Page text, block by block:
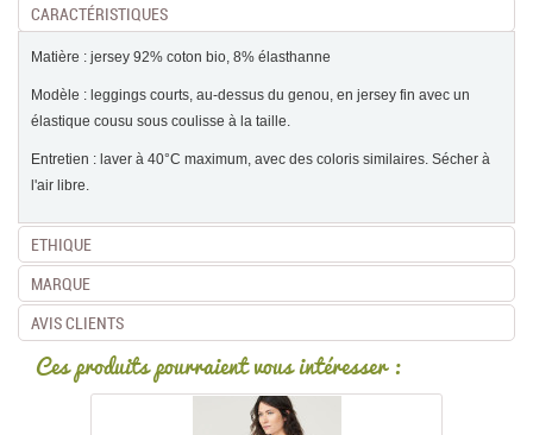
CARACTÉRISTIQUES
Matière : jersey 92% coton bio, 8% élasthanne
Modèle : leggings courts, au-dessus du genou, en jersey fin avec un
élastique cousu sous coulisse à la taille.
Entretien : laver à 40°C maximum, avec des coloris similaires. Sécher à
l'air libre.
ETHIQUE
MARQUE
AVIS CLIENTS
Ces produits pourraient vous intéresser :